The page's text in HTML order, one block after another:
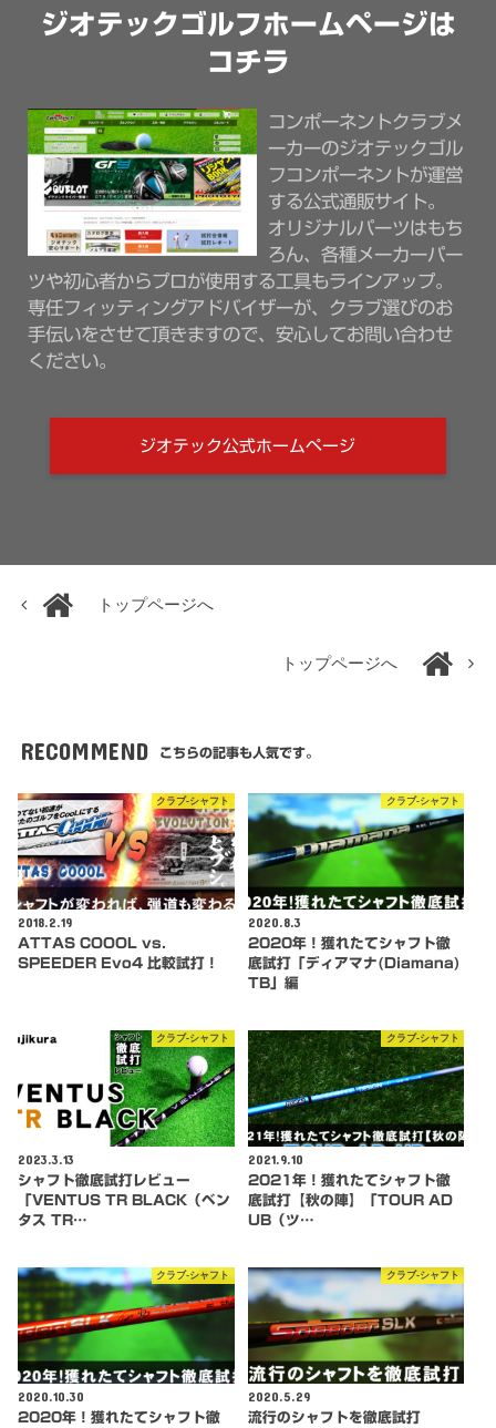
ジオテックゴルフホームページは
コチラ
コンポーネントクラブメ
ーカーのジオテックゴル
フコンポーネントが運営
する公式通販サイト。
オリジナルパーツはもち
ろん、各種メーカーパー
ツや初心者からプロが使用する工具もラインアップ。
専任フィッティングアドバイザーが、クラブ選びのお
手伝いをさせて頂きますので、安心してお問い合わせ
ください。
ジオテック公式ホームページ
トップページへ
トップページへ
RECOMMEND こちらの記事も人気です。
クラブ-シャフト
2018.2.19
ATTAS COOOL vs.
SPEEDER Evo4 比較試打！
クラブ-シャフト
2020.8.3
2020年！獲れたてシャフト徹
底試打「ディアマナ(Diamana)
TB」編
クラブ-シャフト
2023.3.13
シャフト徹底試打レビュー
「VENTUS TR BLACK（ベン
タス TR…
クラブ-シャフト
2021.9.10
2021年！獲れたてシャフト徹
底試打【秋の陣】「TOUR AD
UB（ツ…
クラブ-シャフト
2020.10.30
2020年！獲れたてシャフト徹
クラブ-シャフト
2020.5.29
流行のシャフトを徹底試打